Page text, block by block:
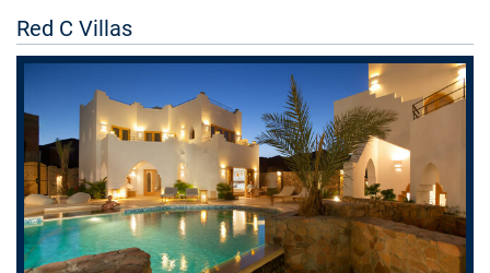
Red C Villas